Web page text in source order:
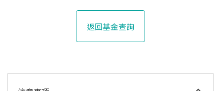
返回基金查詢